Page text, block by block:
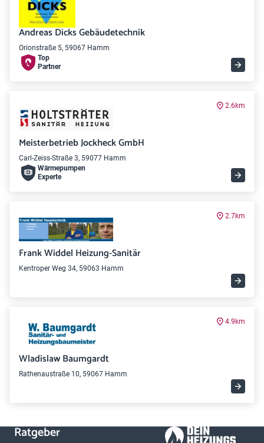
Andreas Dicks Gebäudetechnik
Orionstraße 5, 59067 Hamm
Top
Partner
2.6km
Meisterbetrieb Jockheck GmbH
Carl-Zeiss-Straße 3, 59077 Hamm
Wärme­pumpen
Experte
2.7km
Frank Widdel Heizung-Sanitär
Kentroper Weg 34, 59063 Hamm
4.9km
Wladislaw Baumgardt
Rathenaustraße 10, 59067 Hamm
Ratgeber